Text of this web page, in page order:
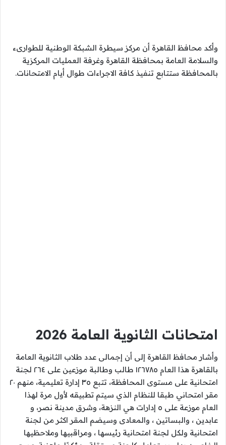
وأكد محافظ القاهرة أن مركز سيطرة الشبكة الوطنية للطوارىء
والسلامة العامة بمحافظة القاهرة وغرفة العمليات المركزية
بالمحافظة ستتابع تنفيذ كافة الاجراءات طوال أيام الامتحانات.
امتحانات الثانوية العامة
وأشار محافظ القاهرة إلى أن إجمالى عدد طلاب الثانوية العامة
بالقاهرة هذا العام ١٢٦٧٨٥ طالب وطالبة موزعين على ٢٦٤ لجنة
امتحانية على مستوى المحافظة، تتبع ٣٥ إدارة تعليمية، منهم ٢٠
مقر امتحاني طبقا للنظام الذي سيتم تطبيقه لأول مرة لهذا
العام موزعة على ٥ إدارات هي النزهة، وشرق مدينة نصر، و
عابدين ، والبساتين ، والمعادى وسيضم المقر اكثر من لجنة
امتحانية ولكل لجنة امتحانية رئيسها ، ومراقبيها وملاحظيها